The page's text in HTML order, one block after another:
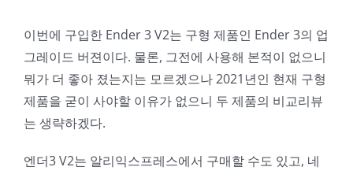
이번에 구입한 Ender 3 V2는 구형 제품인 Ender 3의 업
그레이드 버젼이다. 물론, 그전에 사용해 본적이 없으니
뭐가 더 좋아 졌는지는 모르겠으나 2021년인 현재 구형
제품을 굳이 사야할 이유가 없으니 두 제품의 비교리뷰
는 생략하겠다.
엔더3 V2는 알리익스프레스에서 구매할 수도 있고, 네